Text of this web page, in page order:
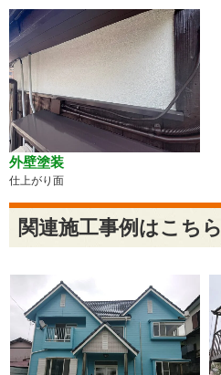
外壁塗装
仕上がり面
関連施工事例はこちら